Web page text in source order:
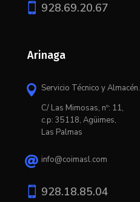
 928.69.20.67
Arinaga
 Servicio Técnico y Almacén.
C/ Las Mimosas, nº: 11,
c.p: 35118, Agüimes,
Las Palmas
 info@coimasl.com
 928.18.85.04